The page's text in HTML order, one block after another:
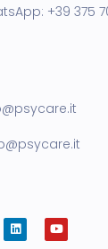
+39 375